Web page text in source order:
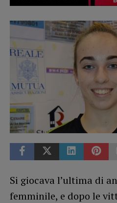
Si giocava l’ultima di
femminile, e dopo le